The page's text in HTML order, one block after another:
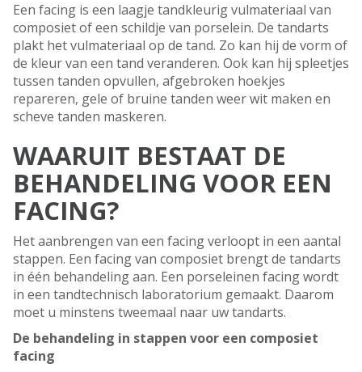
Een facing is een laagje tandkleurig vulmateriaal van
composiet of een schildje van porselein. De tandarts
plakt het vulmateriaal op de tand. Zo kan hij de vorm of
de kleur van een tand veranderen. Ook kan hij spleetjes
tussen tanden opvullen, afgebroken hoekjes
repareren, gele of bruine tanden weer wit maken en
scheve tanden maskeren.
WAARUIT BESTAAT DE
BEHANDELING VOOR EEN
FACING?
Het aanbrengen van een facing verloopt in een aantal
stappen. Een facing van composiet brengt de tandarts
in één behandeling aan. Een porseleinen facing wordt
in een tandtechnisch laboratorium gemaakt. Daarom
moet u minstens tweemaal naar uw tandarts.
De behandeling in stappen voor een composiet
facing